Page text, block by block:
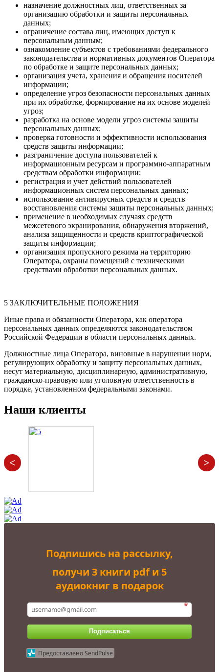
назначение должностных лиц, ответственных за
организацию обработки и защиты персональных
данных;
ограничение состава лиц, имеющих доступ к
персональным данным;
ознакомление субъектов с требованиями федерального
законодательства и нормативных документов Оператора
по обработке и защите персональных данных;
организация учета, хранения и обращения носителей
информации;
определение угроз безопасности персональных данных
при их обработке, формирование на их основе моделей
угроз;
разработка на основе модели угроз системы защиты
персональных данных;
проверка готовности и эффективности использования
средств защиты информации;
разграничение доступа пользователей к
информационным ресурсам и программно-аппаратным
средствам обработки информации;
регистрация и учет действий пользователей
информационных систем персональных данных;
использование антивирусных средств и средств
восстановления системы защиты персональных данных;
применение в необходимых случаях средств
межсетевого экранирования, обнаружения вторжений,
анализа защищенности и средств криптографической
защиты информации;
организация пропускного режима на территорию
Оператора, охраны помещений с техническими
средствами обработки персональных данных.
5 ЗАКЛЮЧИТЕЛЬНЫЕ ПОЛОЖЕНИЯ
Иные права и обязанности Оператора, как оператора
персональных данных определяются законодательством
Российской Федерации в области персональных данных.
Должностные лица Оператора, виновные в нарушении норм,
регулирующих обработку и защиту персональных данных,
несут материальную, дисциплинарную, административную,
гражданско-правовую или уголовную ответственность в
порядке, установленном федеральными законами.
Наши клиенты
< >
Подпишись на рассылку,
получи 3 книги pdf и 5
аудиокниг в подарок
*
Подписаться
Предоставлено SendPulse